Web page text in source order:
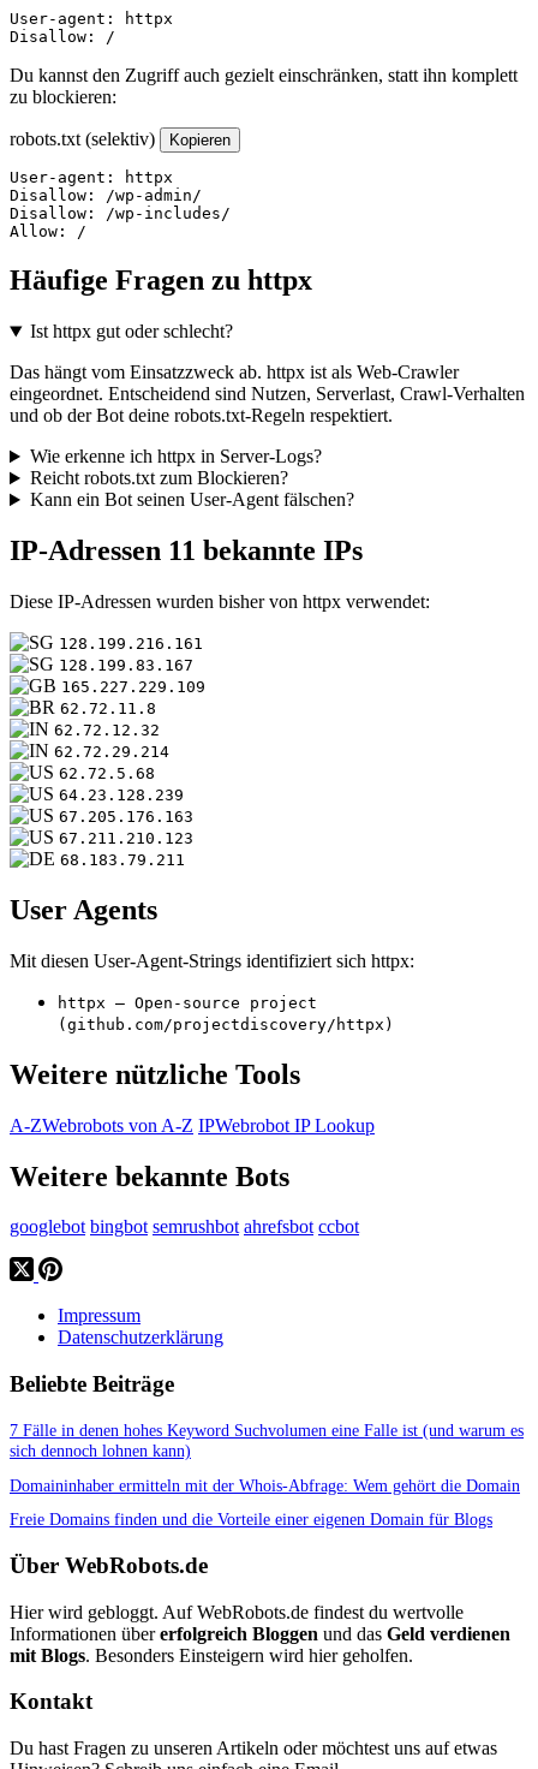
User-agent: httpx
Disallow: /
Du kannst den Zugriff auch gezielt einschränken, statt ihn komplett
zu blockieren:
robots.txt (selektiv) Kopieren
User-agent: httpx
Disallow: /wp-admin/
Disallow: /wp-includes/
Allow: /
Häufige Fragen zu httpx
Ist httpx gut oder schlecht?
Das hängt vom Einsatzzweck ab. httpx ist als Web-Crawler
eingeordnet. Entscheidend sind Nutzen, Serverlast, Crawl-Verhalten
und ob der Bot deine robots.txt-Regeln respektiert.
Wie erkenne ich httpx in Server-Logs?
Reicht robots.txt zum Blockieren?
Kann ein Bot seinen User-Agent fälschen?
IP-Adressen 11 bekannte IPs
Diese IP-Adressen wurden bisher von httpx verwendet:
128.199.216.161
128.199.83.167
165.227.229.109
62.72.11.8
62.72.12.32
62.72.29.214
62.72.5.68
64.23.128.239
67.205.176.163
67.211.210.123
68.183.79.211
User Agents
Mit diesen User-Agent-Strings identifiziert sich httpx:
httpx – Open-source project
(github.com/projectdiscovery/httpx)
Weitere nützliche Tools
A-ZWebrobots von A-Z IPWebrobot IP Lookup
Weitere bekannte Bots
googlebot bingbot semrushbot ahrefsbot ccbot
Impressum
Datenschutzerklärung
Beliebte Beiträge
7 Fälle in denen hohes Keyword Suchvolumen eine Falle ist (und warum es
sich dennoch lohnen kann)
Domaininhaber ermitteln mit der Whois-Abfrage: Wem gehört die Domain
Freie Domains finden und die Vorteile einer eigenen Domain für Blogs
Über WebRobots.de
Hier wird gebloggt. Auf WebRobots.de findest du wertvolle
Informationen übererfolgreich Bloggen und das Geld verdienen
mit Blogs. Besonders Einsteigern wird hier geholfen.
Kontakt
Du hast Fragen zu unseren Artikeln oder möchtest uns auf etwas